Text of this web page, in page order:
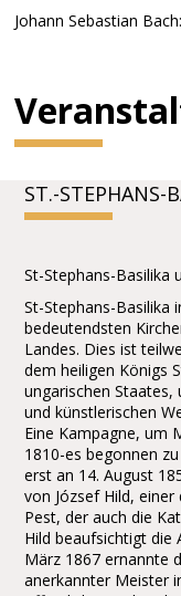
Johann Sebastian
ST.-STEPHANS-
St-Stephans-Basilika
St-Stephans-Basilika
bedeutendsten
Landes. Dies ist
dem heiligen Königs
ungarischen
und künstlerischen
Eine Kampagne, um
1810-es begonnen
erst an 14. August
von József Hild,
Pest, der auch die
Hild beaufsichtigt die
März 1867 ernannte
anerkannter Meister